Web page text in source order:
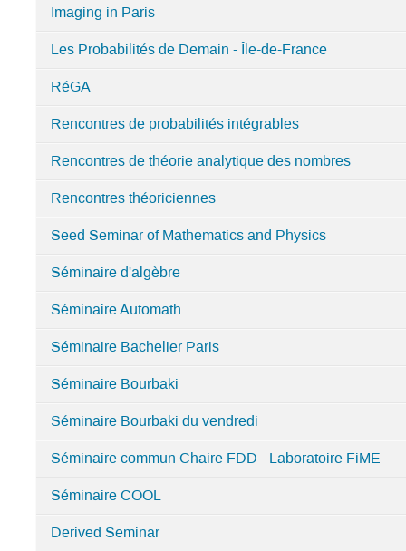
Imaging in Paris
Les Probabilités de Demain - Île-de-France
RéGA
Rencontres de probabilités intégrables
Rencontres de théorie analytique des nombres
Rencontres théoriciennes
Seed Seminar of Mathematics and Physics
Séminaire d'algèbre
Séminaire Automath
Séminaire Bachelier Paris
Séminaire Bourbaki
Séminaire Bourbaki du vendredi
Séminaire commun Chaire FDD - Laboratoire FiME
Séminaire COOL
Derived Seminar